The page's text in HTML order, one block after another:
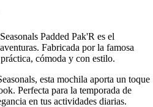
Padded Pak'R es el
Fabricada por la famosa
cómoda y con estilo.
esta mochila aporta un toque
Perfecta para la temporada de
en tus actividades diarias.